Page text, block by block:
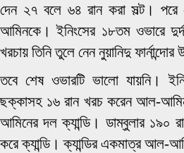
দেন ২৭ বলে ৬৪ রান করা সল্ট।
আমিনকে। ইনিংসের ১৮তম ওভারে
খরচায় তিনি তুলে নেন নুয়ানিদু
তবে শেষ ওভারটি ভালো যায়নি।
ছক্কাসহ ১৬ রান খরচ করেন আল-
আমিনের দল ক্যান্ডি। ডাম্বুলার ১৯০
করে ক্যান্ডি। ক্যান্ডির একমাত্র আল-